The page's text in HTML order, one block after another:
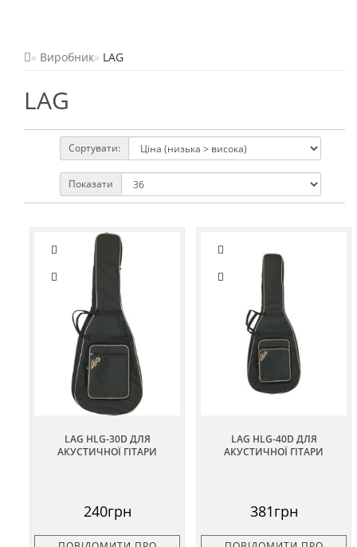
Виробник LAG
LAG
Сортувати:
Показати
LAG HLG-30D ДЛЯ
АКУСТИЧНОЇ ГІТАРИ
240грн
LAG HLG-40D ДЛЯ
АКУСТИЧНОЇ ГІТАРИ
381грн